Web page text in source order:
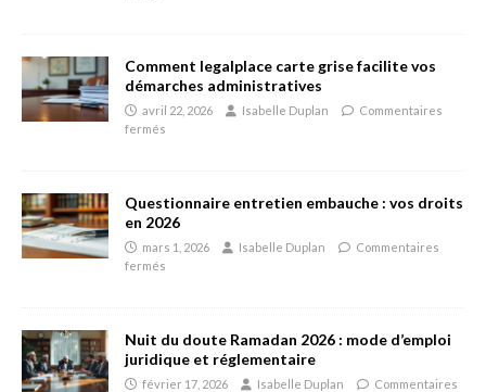
Comment legalplace carte grise facilite vos
démarches administratives
avril 22, 2026 Isabelle Duplan
Commentaires
fermés
Questionnaire entretien embauche : vos droits
en 2026
mars 1, 2026 Isabelle Duplan
Commentaires
fermés
Nuit du doute Ramadan 2026 : mode d’emploi
juridique et réglementaire
février 17, 2026 Isabelle Duplan
Commentaires